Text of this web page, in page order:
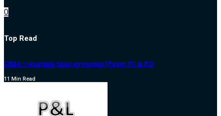
0
Top Read
CIMA — краткий план изучения (Paper P1 & P2)
11 Min Read